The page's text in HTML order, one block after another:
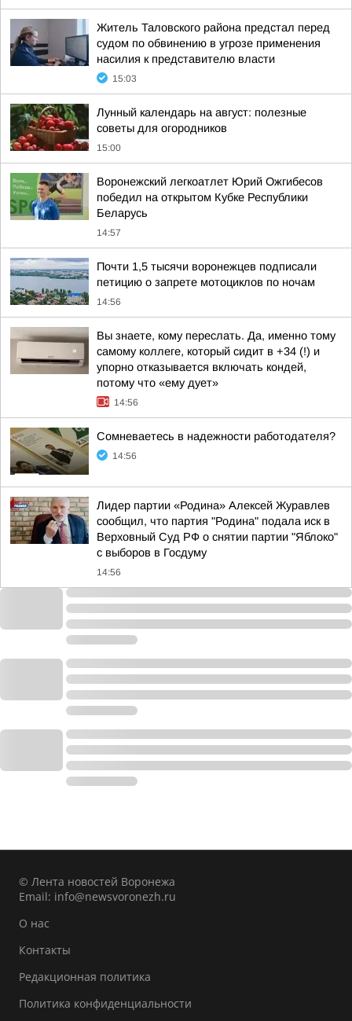
Житель Таловского района предстал перед
судом по обвинению в угрозе применения
насилия к представителю власти
15:03
Лунный календарь на август: полезные
советы для огородников
15:00
Воронежский легкоатлет Юрий Ожгибесов
победил на открытом Кубке Республики
Беларусь
14:57
Почти 1,5 тысячи воронежцев подписали
петицию о запрете мотоциклов по ночам
14:56
Вы знаете, кому переслать. Да, именно тому
самому коллеге, который сидит в +34 (!) и
упорно отказывается включать кондей,
потому что «ему дует»
14:56
Сомневаетесь в надежности работодателя?
14:56
Лидер партии «Родина» Алексей Журавлев
сообщил, что партия "Родина" подала иск в
Верховный Суд РФ о снятии партии "Яблоко"
с выборов в Госдуму
14:56
© Лента новостей Воронежа
Email: info@newsvoronezh.ru
О нас
Контакты
Редакционная политика
Политика конфиденциальности